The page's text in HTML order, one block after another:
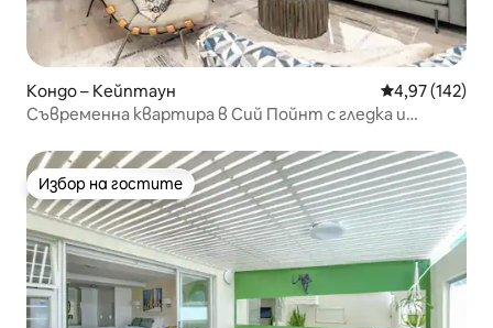
Кондо – Кейптаун Средна
4,97 (142)
Съвременна квартира в Сий Пойнт с гледка и
Избор на гостите
Избор на гостите